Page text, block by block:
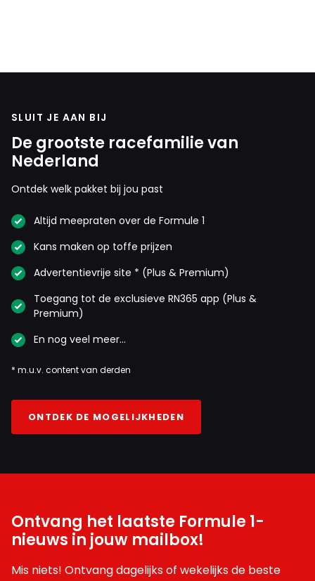
SLUIT JE AAN BIJ
De grootste racefamilie van
Nederland
Ontdek welk pakket bij jou past
Altijd meepraten over de Formule 1
Kans maken op toffe prijzen
Advertentievrije site * (Plus & Premium)
Toegang tot de exclusieve RN365 app (Plus &
Premium)
En nog veel meer…
* m.u.v. content van derden
ONTDEK DE MOGELIJKHEDEN
Ontvang het laatste Formule 1-
nieuws in jouw mailbox!
Mis niets! Ontvang dagelijks of wekelijks de beste